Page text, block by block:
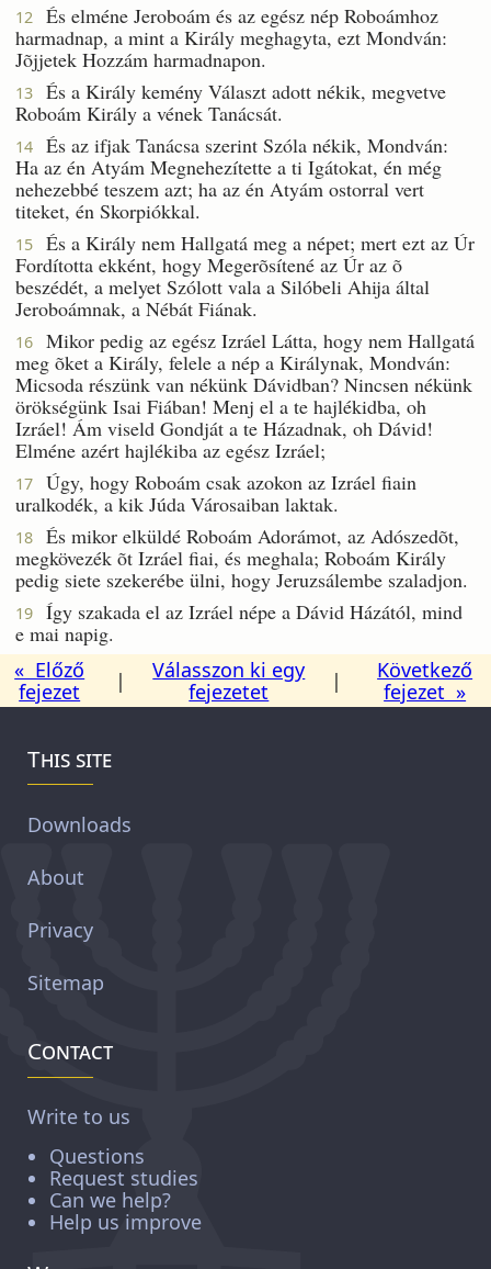
12
És elméne Jeroboám és az egész nép Roboámhoz
harmadnap, a mint a Király meghagyta, ezt Mondván:
Jõjjetek Hozzám harmadnapon.
13
És a Király kemény Választ adott nékik, megvetve
Roboám Király a vének Tanácsát.
14
És az ifjak Tanácsa szerint Szóla nékik, Mondván:
Ha az én Atyám Megnehezítette a ti Igátokat, én még
nehezebbé teszem azt; ha az én Atyám ostorral vert
titeket, én Skorpiókkal.
15
És a Király nem Hallgatá meg a népet; mert ezt az Úr
Fordította ekként, hogy Megerõsítené az Úr az õ
beszédét, a melyet Szólott vala a Silóbeli Ahija által
Jeroboámnak, a Nébát Fiának.
16
Mikor pedig az egész Izráel Látta, hogy nem Hallgatá
meg õket a Király, felele a nép a Királynak, Mondván:
Micsoda részünk van nékünk Dávidban? Nincsen nékünk
örökségünk Isai Fiában! Menj el a te hajlékidba, oh
Izráel! Ám viseld Gondját a te Házadnak, oh Dávid!
Elméne azért hajlékiba az egész Izráel;
17
Úgy, hogy Roboám csak azokon az Izráel fiain
uralkodék, a kik Júda Városaiban laktak.
18
És mikor elküldé Roboám Adorámot, az Adószedõt,
megkövezék õt Izráel fiai, és meghala; Roboám Király
pedig siete szekerébe ülni, hogy Jeruzsálembe szaladjon.
19
Így szakada el az Izráel népe a Dávid Házától, mind
e mai napig.
« Előző
fejezet
|
Válasszon ki egy
fejezetet
|
Következő
fejezet »
This site
Downloads
About
Privacy
Sitemap
Contact
Write to us
Questions
Request studies
Can we help?
Help us improve